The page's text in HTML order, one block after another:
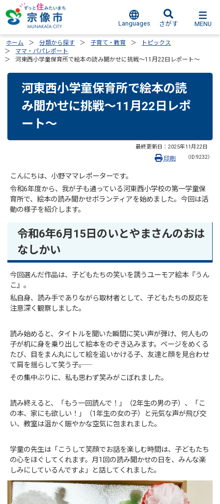
Languages さがす MENU
ホーム 分類から探す 子育て・教育
トピックス
ママ・パパレポート
河東西小学童保育所で絵本の読み聞かせに挑戦～11月22日レポート～
河東西小学童保育所で絵本の読
み聞かせに挑戦～11月22日レポ
ート～
最終更新日： 2025年11月22日
（ID:9232）
印刷
こんにちは、小野ママレポーターです。
令和6年度から、我が子も通っている河東西小学校の第一学童保
育所で、絵本の読み聞かせボランティアを始めました。今回は活
動の様子を紹介します。
令和6年6月15日のいとやまさんのおは
なしかい
今回選んだ作品は、子どもたちの笑いを誘うユーモア絵本『うん
こ』。
私自身、読み手でありながら取材者として、子どもたちの反応を
注意深く観察しました。
読み始めると、タイトルを聞いた瞬間に笑い声が弾け、何人もの
子が机に身を乗り出して絵本をのぞき込みます。ページをめくる
たび、目をまん丸にして絵を追いかける子、友達と顔を見合わせ
て肩を揺らして笑う子――。
その集中ぶりに、私も思わず笑みがこぼれました。
読み終えると、「もう一回読んで！」（2年生の男の子）、「こ
の本、家にも欲しい！」（1年生の女の子）と元気な声が飛び交
い、教室は温かく賑やかな空気に包まれました。
学童の先生は「こうして笑顔でお話を楽しむ時間は、子どもたち
の心をほぐしてくれます。月1回の読み聞かせの日を、みんな楽
しみにしているんですよ」と話してくれました。